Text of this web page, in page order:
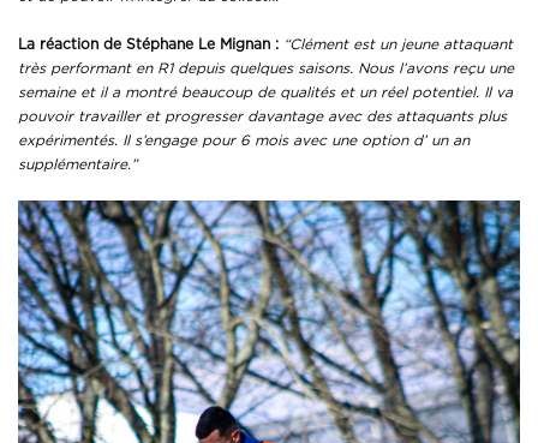
La réaction de Stéphane Le Mignan : “Clément est un jeune attaquant
très performant en R1 depuis quelques saisons. Nous l’avons reçu une
semaine et il a montré beaucoup de qualités et un réel potentiel. Il va
pouvoir travailler et progresser davantage avec des attaquants plus
expérimentés. Il s’engage pour 6 mois avec une option d’ un an
supplémentaire.”